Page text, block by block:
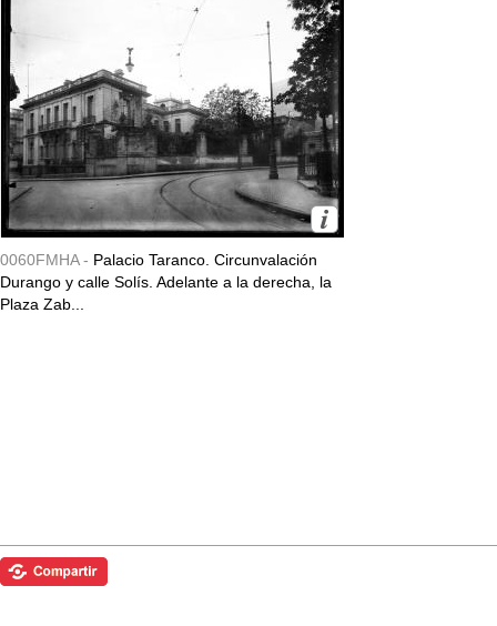
0060FMHA - Palacio Taranco. Circunvalación
Durango y calle Solís. Adelante a la derecha, la
Plaza Zab...